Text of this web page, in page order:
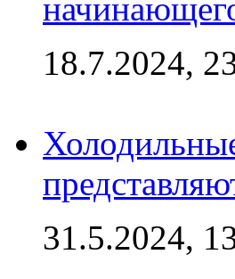
18.7.2024,
31.5.2024,